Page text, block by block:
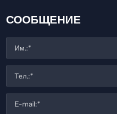
СООБЩЕНИЕ